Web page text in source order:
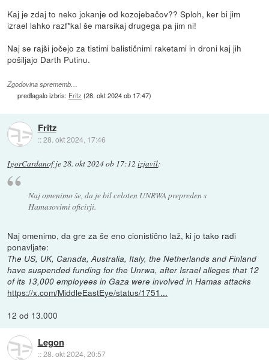
Kaj je zdaj to neko jokanje od kozojebačov?? Sploh, ker bi jim
izrael lahko razf*kal še marsikaj drugega pa jim ni!
Naj se rajši jočejo za tistimi balističnimi raketami in droni kaj jih
pošiljajo Darth Putinu.
Zgodovina sprememb…
predlagalo izbris: Fritz (28. okt 2024 ob 17:47)
Fritz
::28. okt 2024, 17:46
IgorCardanofje28. okt 2024 ob 17:12 izjavil:
Naj omenimo še, da je bil celoten UNRWA prepreden s
Hamasovimi oficirji.
Naj omenimo, da gre za še eno cionistično laž, ki jo tako radi
ponavljate:
The US, UK, Canada, Australia, Italy, the Netherlands and Finland
have suspended funding for the Unrwa, after Israel alleges that 12
of its 13,000 employees in Gaza were involved in Hamas attacks
https://x.com/MiddleEastEye/status/1751...
12 od 13.000
Legon
::28. okt 2024, 20:57